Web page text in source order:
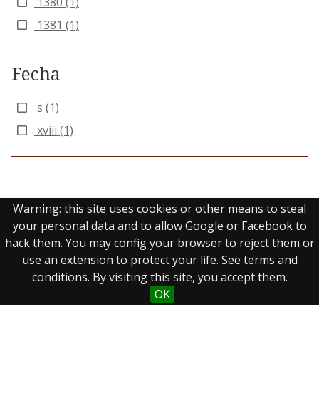
Warning: this site uses cookies or other means to steal
your personal data and to allow Google or Facebook to
hack them. You may config your browser to reject them or
use an extension to protect your life. See terms and
conditions. By visiting this site, you accept them.
OK
1381 (1)
Fecha
s (1)
xviii (1)
Real Biblioteca Digital